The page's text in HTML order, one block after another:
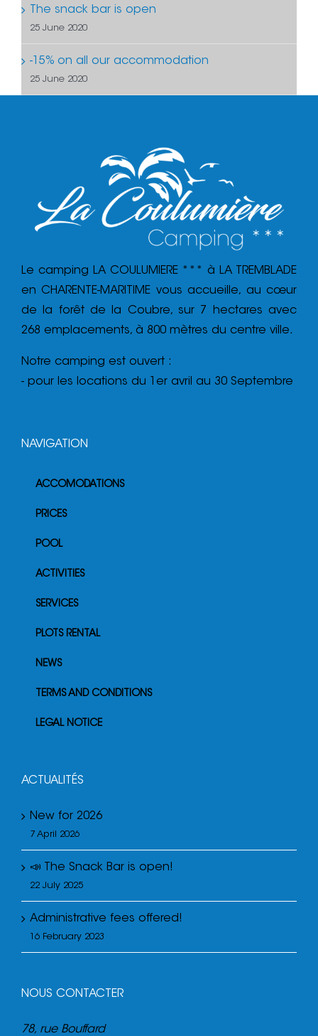
The snack bar is open
25 June 2020
-15% on all our accommodation
25 June 2020
Le camping LA COULUMIERE *** à LA TREMBLADE
en CHARENTE-MARITIME vous accueille, au cœur
de la forêt de la Coubre, sur 7 hectares avec
268 emplacements, à 800 mètres du centre ville.
Notre camping est ouvert :
- pour les locations du 1er avril au 30 Septembre
NAVIGATION
ACCOMODATIONS
PRICES
POOL
ACTIVITIES
SERVICES
PLOTS RENTAL
NEWS
TERMS AND CONDITIONS
LEGAL NOTICE
ACTUALITÉS
New for 2026
7 April 2026
📣 The Snack Bar is open!
22 July 2025
Administrative fees offered!
16 February 2023
NOUS CONTACTER
78, rue Bouffard